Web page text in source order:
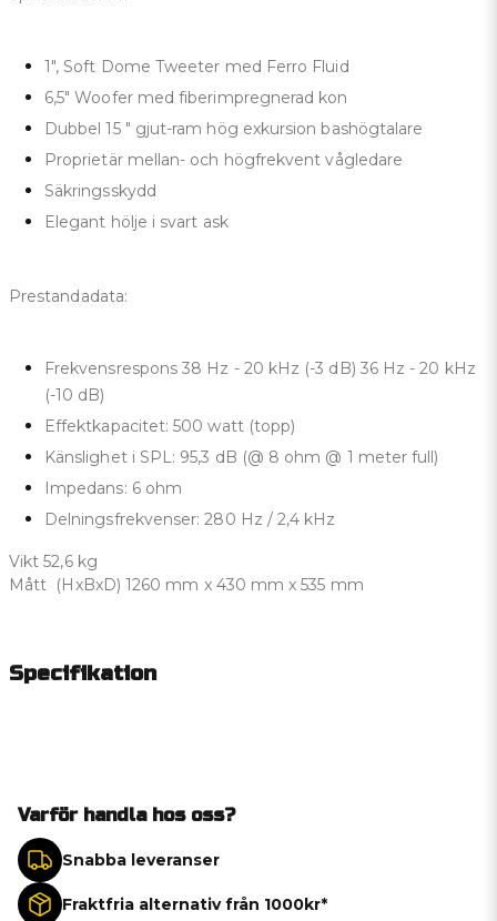
1", Soft Dome Tweeter med Ferro Fluid
6,5" Woofer med fiberimpregnerad kon
Dubbel 15 ″ gjut-ram hög exkursion bashögtalare
Proprietär mellan- och högfrekvent vågledare
Säkringsskydd
Elegant hölje i svart ask
Prestandadata:
Frekvensrespons 38 Hz - 20 kHz (-3 dB) 36 Hz - 20 kHz
(-10 dB)
Effektkapacitet: 500 watt (topp)
Känslighet i SPL: 95,3 dB (@ 8 ohm @ 1 meter full)
Impedans: 6 ohm
Delningsfrekvenser: 280 Hz / 2,4 kHz
Vikt 52,6 kg
Mått (HxBxD) 1260 mm x 430 mm x 535 mm
Specifikation
Varför handla hos oss?
Snabba leveranser
Fraktfria alternativ från 1000kr*